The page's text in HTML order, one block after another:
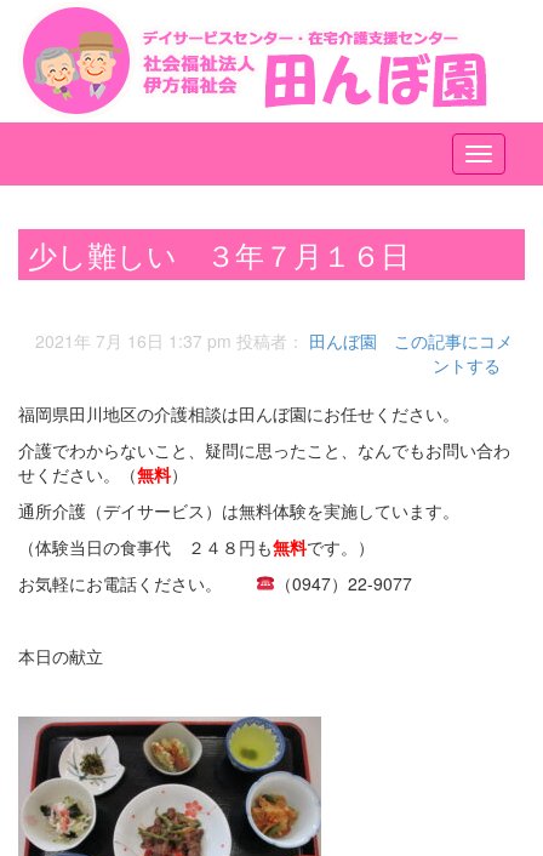
メ
ニ
ー
少し難しい ３年７月１６日
2021年 7月 16日 1:37 pm 投稿者： 田んぼ園
この記事にコメ
ントする
福岡県田川地区の介護相談は田んぼ園にお任せください。
介護でわからないこと、疑問に思ったこと、なんでもお問い合わ
せください。（無料）
通所介護（デイサービス）は無料体験を実施しています。
（体験当日の食事代 ２４８円も無料です。）
お気軽にお電話ください。
（0947）22-9077
本日の献立